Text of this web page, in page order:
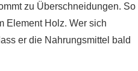
zu Überschneidungen. So
Element Holz. Wer sich
er die Nahrungsmittel bald